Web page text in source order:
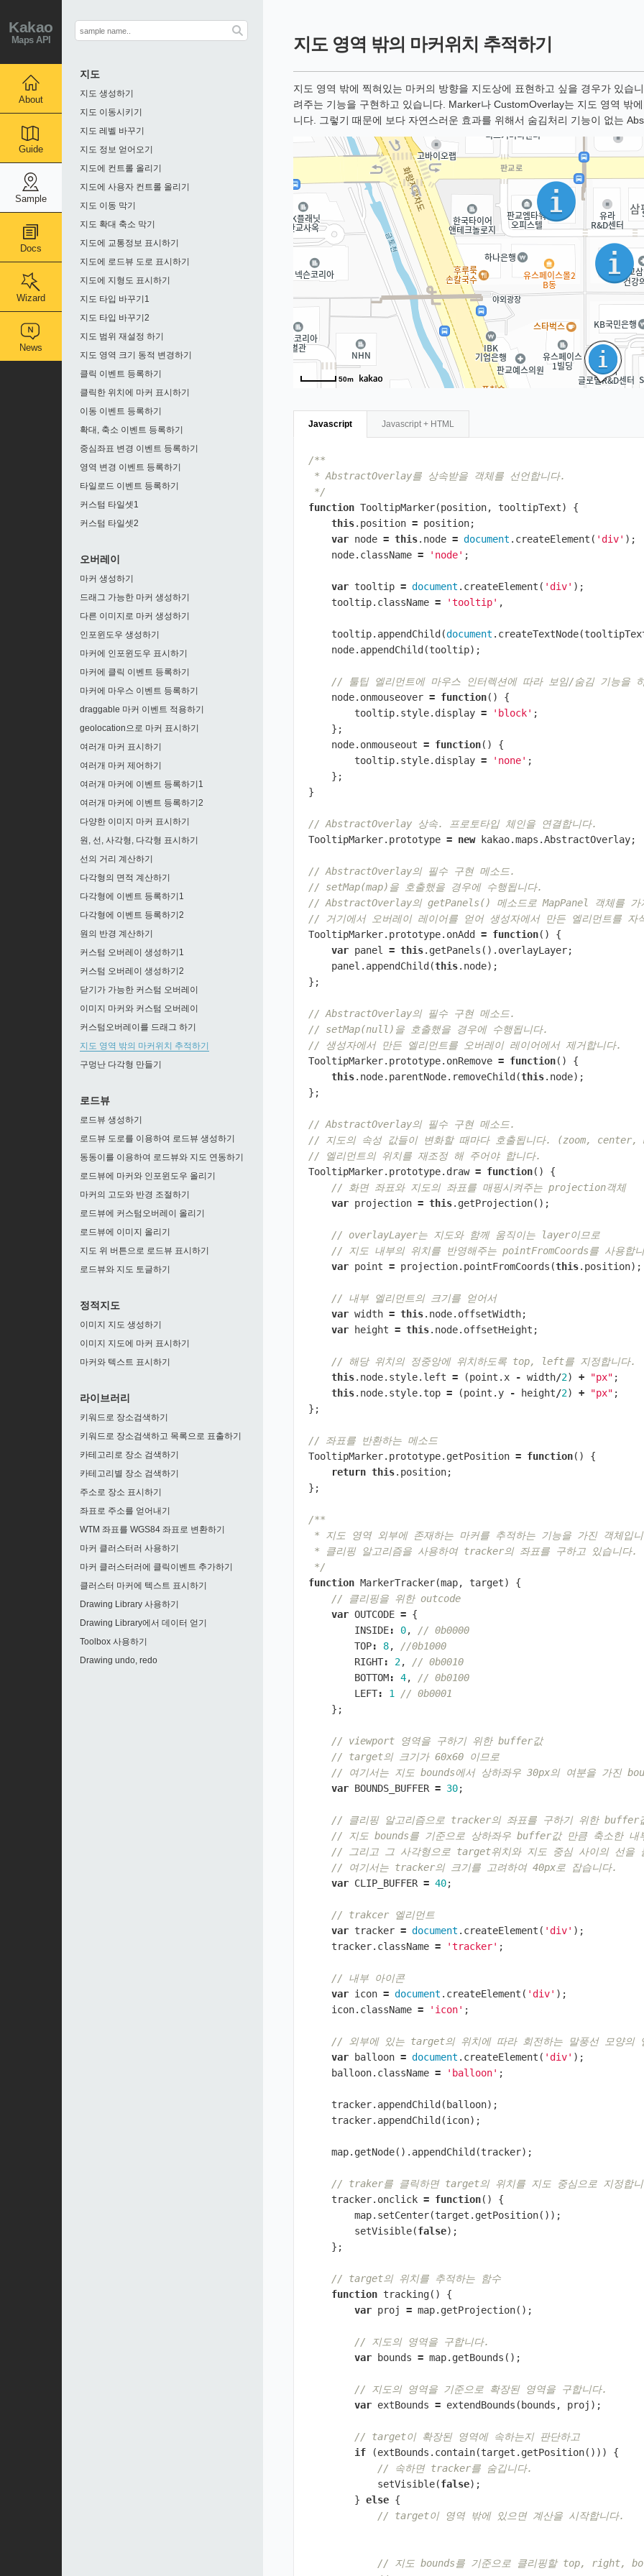
Kakao
Maps API
About
Guide
Sample
Docs
Wizard
News
지도
지도 생성하기
지도 이동시키기
지도 레벨 바꾸기
지도 정보 얻어오기
지도에 컨트롤 올리기
지도에 사용자 컨트롤 올리기
지도 이동 막기
지도 확대 축소 막기
지도에 교통정보 표시하기
지도에 로드뷰 도로 표시하기
지도에 지형도 표시하기
지도 타입 바꾸기1
지도 타입 바꾸기2
지도 범위 재설정 하기
지도 영역 크기 동적 변경하기
클릭 이벤트 등록하기
클릭한 위치에 마커 표시하기
이동 이벤트 등록하기
확대, 축소 이벤트 등록하기
중심좌표 변경 이벤트 등록하기
영역 변경 이벤트 등록하기
타일로드 이벤트 등록하기
커스텀 타일셋1
커스텀 타일셋2
오버레이
마커 생성하기
드래그 가능한 마커 생성하기
다른 이미지로 마커 생성하기
인포윈도우 생성하기
마커에 인포윈도우 표시하기
마커에 클릭 이벤트 등록하기
마커에 마우스 이벤트 등록하기
draggable 마커 이벤트 적용하기
geolocation으로 마커 표시하기
여러개 마커 표시하기
여러개 마커 제어하기
여러개 마커에 이벤트 등록하기1
여러개 마커에 이벤트 등록하기2
다양한 이미지 마커 표시하기
원, 선, 사각형, 다각형 표시하기
선의 거리 계산하기
다각형의 면적 계산하기
다각형에 이벤트 등록하기1
다각형에 이벤트 등록하기2
원의 반경 계산하기
커스텀 오버레이 생성하기1
커스텀 오버레이 생성하기2
닫기가 가능한 커스텀 오버레이
이미지 마커와 커스텀 오버레이
커스텀오버레이를 드래그 하기
지도 영역 밖의 마커위치 추적하기
구멍난 다각형 만들기
로드뷰
로드뷰 생성하기
로드뷰 도로를 이용하여 로드뷰 생성하기
동동이를 이용하여 로드뷰와 지도 연동하기
로드뷰에 마커와 인포윈도우 올리기
마커의 고도와 반경 조절하기
로드뷰에 커스텀오버레이 올리기
로드뷰에 이미지 올리기
지도 위 버튼으로 로드뷰 표시하기
로드뷰와 지도 토글하기
정적지도
이미지 지도 생성하기
이미지 지도에 마커 표시하기
마커와 텍스트 표시하기
라이브러리
키워드로 장소검색하기
키워드로 장소검색하고 목록으로 표출하기
카테고리로 장소 검색하기
카테고리별 장소 검색하기
주소로 장소 표시하기
좌표로 주소를 얻어내기
WTM 좌표를 WGS84 좌표로 변환하기
마커 클러스터러 사용하기
마커 클러스터러에 클릭이벤트 추가하기
클러스터 마커에 텍스트 표시하기
Drawing Library 사용하기
Drawing Library에서 데이터 얻기
Toolbox 사용하기
Drawing undo, redo
지도 영역 밖의 마커위치 추적하기
지도 영역 밖에 찍혀있는 마커의 방향을 지도상에 표현하고 싶을 경우가 있습
려주는 기능을 구현하고 있습니다. Marker나 CustomOverlay는 지도 영역 밖
니다. 그렇기 때문에 보다 자연스러운 효과를 위해서 숨김처리 기능이 없는
50m
Javascript
/**
* AbstractOverlay를 상속받을 객체를 선언합니다.
*/
function TooltipMarker(position, tooltipText)
{
this. position = position;
var node = this. node = document . createElement ( 'div' );
node. className = 'node' ;
var tooltip = document . createElement ( 'div' );
tooltip. className = 'tooltip' ,
tooltip. appendChild (document . createTextNode(
node. appendChild (tooltip);
// 툴팁 엘리먼트에 마우스 인터렉션에 따라 보임/숨김 기능을
node. onmouseover = function()
{
tooltip. style. display = 'block' ;
};
node. onmouseout = function()
{
tooltip. style. display = 'none' ;
};
}
// AbstractOverlay 상속. 프로토타입 체인을 연결합니다.
TooltipMarker. prototype = new kakao.maps .AbstractOverlay;
// AbstractOverlay의 필수 구현 메소드.
// setMap(map)을 호출했을 경우에 수행됩니다.
// AbstractOverlay의 getPanels() 메소드로 MapPanel 객체를 가
// 거기에서 오버레이 레이어를 얻어 생성자에서 만든 엘리먼트를 자
TooltipMarker. prototype. onAdd = function()
{
var panel = this. getPanels (). overlayLayer;
panel . appendChild (this. node);
};
// AbstractOverlay의 필수 구현 메소드.
// setMap(null)을 호출했을 경우에 수행됩니다.
// 생성자에서 만든 엘리먼트를 오버레이 레이어에서 제거합니다.
TooltipMarker. prototype. onRemove = function()
{
this. node. parentNode. removeChild (this. node);
};
// AbstractOverlay의 필수 구현 메소드.
// 지도의 속성 값들이 변화할 때마다 호출됩니다. (zoom, center,
// 엘리먼트의 위치를 재조정 해 주어야 합니다.
TooltipMarker. prototype. draw = function()
{
// 화면 좌표와 지도의 좌표를 매핑시켜주는 projection객체
var projection = this. getProjection();
// overlayLayer는 지도와 함께 움직이는 layer이므로
// 지도 내부의 위치를 반영해주는 pointFromCoords를 사용합
var point = projection. pointFromCoords (this. position);
// 내부 엘리먼트의 크기를 얻어서
var width = this. node. offsetWidth;
var
height = this. node. offsetHeight ;
// 해당 위치의 정중앙에 위치하도록 top, left를 지정합니다.
this. node. style. left = (point . x - width/2) + "px" ;
this. node. style. top = (point . y - height/2) + "px" ;
};
// 좌표를 반환하는 메소드
TooltipMarker. prototype. getPosition = function()
{
return this. position;
};
/**
* 지도 영역 외부에 존재하는 마커를 추적하는 기능을 가진 객체입
* 클리핑 알고리즘을 사용하여 tracker의 좌표를 구하고 있습니다.
*/
function MarkerTracker(map, target)
{
// 클리핑을 위한 outcode
var OUTCODE = {
INSIDE: 0,
// 0b0000
TOP: 8,
//0b1000
RIGHT: 2,
// 0b0010
BOTTOM: 4,
// 0b0100
LEFT: 1
// 0b0001
};
// viewport 영역을 구하기 위한 buffer값
// target의 크기가 60x60 이므로
// 여기서는 지도 bounds에서 상하좌우 30px의 여분을 가진
var BOUNDS_BUFFER = 30;
// 클리핑 알고리즘으로 tracker의 좌표를 구하기 위한 buffer
// 지도 bounds를 기준으로 상하좌우 buffer값 만큼 축소한 내
// 그리고 그 사각형으로 target위치와 지도 중심 사이의 선을
// 여기서는 tracker의 크기를 고려하여 40px로 잡습니다.
var CLIP_BUFFER = 40;
// trakcer 엘리먼트
var tracker = document . createElement ( 'div' );
tracker. className = 'tracker' ;
// 내부 아이콘
var icon = document . createElement ( 'div' );
icon. className = 'icon' ;
// 외부에 있는 target의 위치에 따라 회전하는 말풍선 모양의
var
balloon = document . createElement ( 'div' );
balloon. className = 'balloon' ;
tracker. appendChild ( balloon);
tracker. appendChild (icon);
map. getNode(). appendChild (tracker);
// traker를 클릭하면 target의 위치를 지도 중심으로 지정합
tracker. onclick = function()
{
map. setCenter(target . getPosition());
setVisible(false);
};
// target의 위치를 추적하는 함수
function tracking()
{
var proj = map. getProjection();
// 지도의 영역을 구합니다.
var
bounds = map. getBounds ();
// 지도의 영역을 기준으로 확장된 영역을 구합니다.
var extBounds = extendBounds ( bounds , proj );
// target이 확장된 영역에 속하는지 판단하고
if
(extBounds . contain(target . getPosition()))
{
// 속하면 tracker를 숨깁니다.
setVisible(false);
} else {
// target이 영역 밖에 있으면 계산을 시작합니다.
// 지도 bounds를 기준으로 클리핑할 top, right,
Javascript + HTML